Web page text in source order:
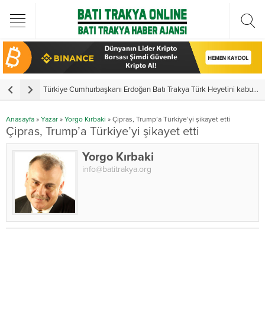
Türkiye Cumhurbaşkanı Erdoğan Batı Trakya Türk Heyetini kabul etti
Anasayfa » Yazar » Yorgo Kırbaki » Çipras, Trump’a Türkiye’yi şikayet etti
Çipras, Trump’a Türkiye’yi şikayet etti
Yorgo Kırbaki
info@batitrakya.org